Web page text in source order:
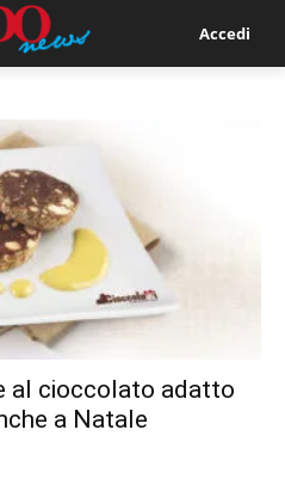
Accedi
al cioccolato adatto
a Natale